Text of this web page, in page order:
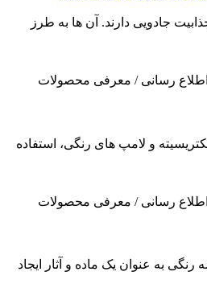
جادویی دارند. آن ها به طرز
اطلاع رسانی / معرفی محصولات
و لامپ های رنگی، استفاده
اطلاع رسانی / معرفی محصولات
به عنوان یک ماده و آثار ایجاد